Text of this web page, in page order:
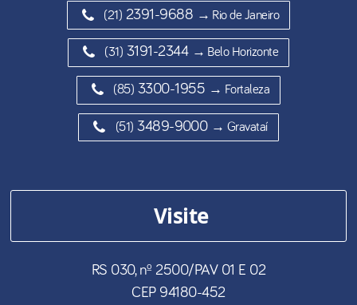
(21) 2391-9688 → Rio de Janeiro
(31) 3191-2344 → Belo Horizonte
(85) 3300-1955 → Fortaleza
(51) 3489-9000 → Gravataí
Visite
RS 030, nº 2500/PAV 01 E 02
CEP 94180-452